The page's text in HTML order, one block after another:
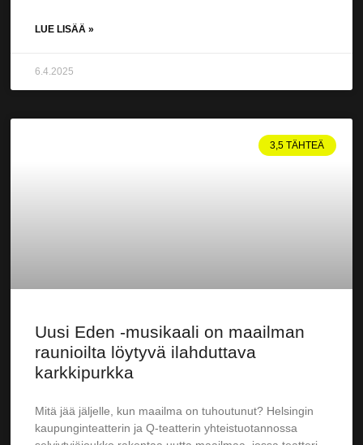
LUE LISÄÄ »
6.4.2025
3,5 TÄHTEÄ
Uusi Eden -musikaali on maailman
raunioilta löytyvä ilahduttava
karkkipurkka
Mitä jää jäljelle, kun maailma on tuhoutunut? Helsingin
kaupunginteatterin ja Q-teatterin yhteistuotannossa